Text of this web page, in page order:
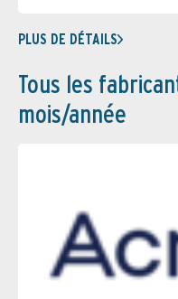
PLUS DE DÉTAILS
Tous les
mois/année